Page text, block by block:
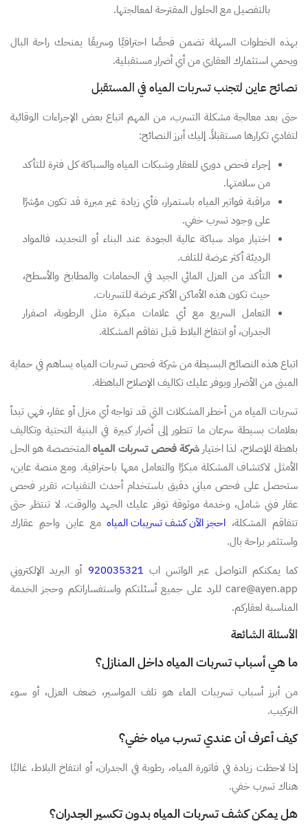
بالتفصيل مع الحلول المقترحة لمعالجتها.
بهذه الخطوات السهلة تضمن فحصًا احترافيًا وسريعًا يمنحك راحة البال
ويحمي استثمارك العقاري من أي أضرار مستقبلية.
نصائح عاين لتجنب تسربات المياه في المستقبل
حتى بعد معالجة مشكلة التسرب، من المهم اتباع بعض الإجراءات الوقائية
لتفادي تكرارها مستقبلاً. إليك أبرز النصائح:
إجراء فحص دوري للعقار وشبكات المياه والسباكة كل فترة للتأكد
من سلامتها.
مراقبة فواتير المياه باستمرار، فأي زيادة غير مبررة قد تكون مؤشرًا
على وجود تسرب خفي.
اختيار مواد سباكة عالية الجودة عند البناء أو التجديد، فالمواد
الرديئة أكثر عرضة للتلف.
التأكد من العزل المائي الجيد في الحمامات والمطابخ والأسطح،
حيث تكون هذه الأماكن الأكثر عرضة للتسربات.
التعامل السريع مع أي علامات مبكرة مثل الرطوبة، اصفرار
الجدران، أو انتفاخ البلاط قبل تفاقم المشكلة.
اتباع هذه النصائح البسيطة من شركة فحص تسربات المياه يساهم في حماية
المبنى من الأضرار ويوفر عليك تكاليف الإصلاح الباهظة.
تسربات المياه من أخطر المشكلات التي قد تواجه أي منزل أو عقار، فهي تبدأ
بعلامات بسيطة سرعان ما تتطور إلى أضرار كبيرة في البنية التحتية وتكاليف
باهظة للإصلاح، لذا اختيارشركة فحص تسربات المياهالمتخصصة هو الحل
الأمثل لاكتشاف المشكلة مبكرًا والتعامل معها باحترافية. ومع منصة عاين،
ستحصل على فحص مباني دقيق باستخدام أحدث التقنيات، تقرير فحص
عقار فني شامل، وخدمة موثوقة توفر عليك الجهد والوقت. لا تنتظر حتى
تتفاقم المشكلة، احجز الآن كشف تسريبات المياهمع عاين واحمِ عقارك
واستثمر براحة بال.
كما يمكنكم التواصل عبر الواتس اب920035321 أو البريد الإلكتروني
care@ayen.app للرد على جميع أسئلتكم واستفساراتكم وحجز الخدمة
المناسبة لعقاركم.
الأسئلة الشائعة
ما هي أسباب تسربات المياه داخل المنازل؟
من أبرز أسباب تسريبات الماء هو تلف المواسير، ضعف العزل، أو سوء
التركيب.
كيف أعرف أن عندي تسرب مياه خفي؟
إذا لاحظت زيادة في فاتورة المياه، رطوبة في الجدران، أو انتفاخ البلاط، غالبًا
هناك تسرب خفي.
هل يمكن كشف تسربات المياه بدون تكسير الجدران؟